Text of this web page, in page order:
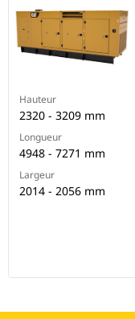
Hauteur
2320 - 3209 mm
Longueur
4948 - 7271 mm
Largeur
2014 - 2056 mm